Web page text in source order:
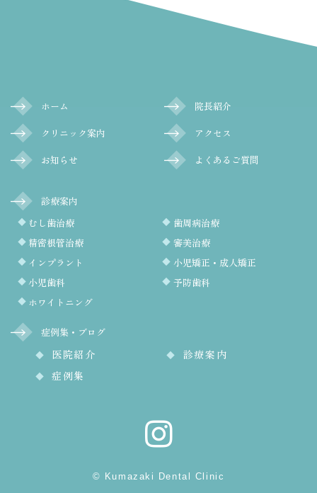
ホーム
院長紹介
クリニック案内
アクセス
お知らせ
よくあるご質問
診療案内
むし歯治療
歯周病治療
精密根管治療
審美治療
インプラント
小児矯正・成人矯正
小児歯科
予防歯科
ホワイトニング
症例集・ブログ
医院紹介
診療案内
症例集
© Kumazaki Dental Clinic